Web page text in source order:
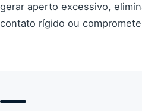
gerar aperto excessivo,
contato rígido ou